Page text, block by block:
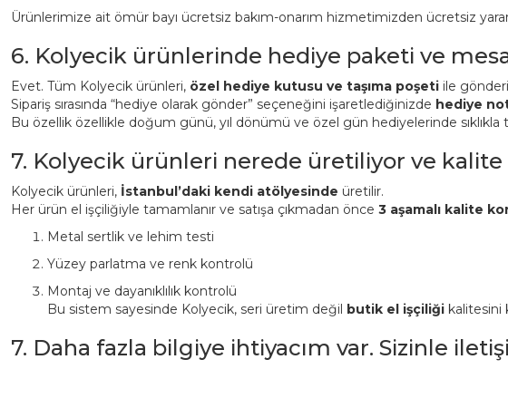
Ürünlerimize ait ömür bayı ücretsiz bakım-onarım hizmetimizden ücretsiz
6. Kolyecik ürünlerinde hediye paketi ve
Evet. Tüm Kolyecik ürünleri, özel hediye kutusu ve taşıma poşeti ile
Sipariş sırasında “hediye olarak gönder” seçeneğini işaretlediğinizde hediye
Bu özellik özellikle doğum günü, yıl dönümü ve özel gün hediyelerinde
7. Kolyecik ürünleri nerede üretiliyor ve kalite
Kolyecik ürünleri, İstanbul’daki kendi atölyesinde üretilir.
Her ürün el işçiliğiyle tamamlanır ve satışa çıkmadan önce 3 aşamalı kalite
Metal sertlik ve lehim testi
Yüzey parlatma ve renk kontrolü
Montaj ve dayanıklılık kontrolü
Bu sistem sayesinde Kolyecik, seri üretim değil butik el işçiliği kalitesini
7. Daha fazla bilgiye ihtiyacım var. Sizinle